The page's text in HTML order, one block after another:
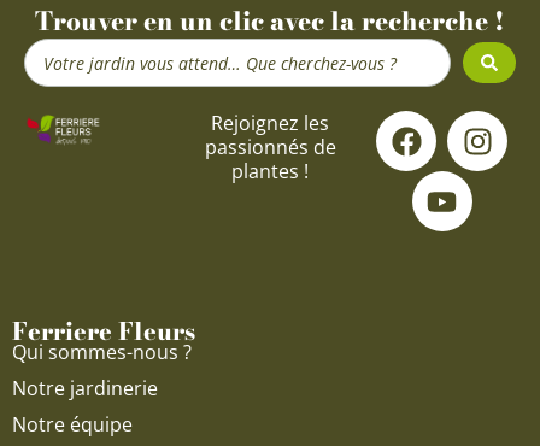
Trouver en un clic avec la recherche !
Search
...
Rejoignez les
passionnés de
plantes !
F
a
c
e
I
n
s
Y
o
u
t
u
Ferriere Fleurs
Qui sommes-nous ?
Notre jardinerie
Notre équipe